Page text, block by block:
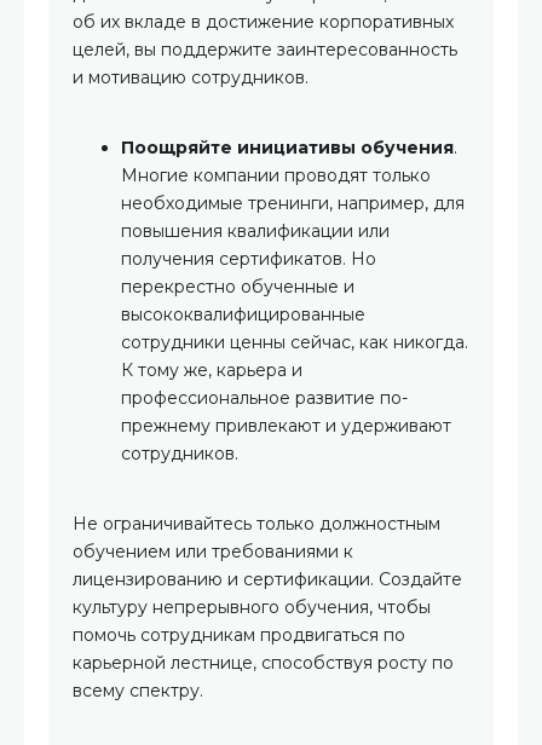
об их вкладе в достижение корпоративных
целей, вы поддержите заинтересованность
и мотивацию сотрудников.
Поощряйте инициативы обучения.
Многие компании проводят только
необходимые тренинги, например, для
повышения квалификации или
получения сертификатов. Но
перекрестно обученные и
высококвалифицированные
сотрудники ценны сейчас, как никогда.
К тому же, карьера и
профессиональное развитие по-
прежнему привлекают и удерживают
сотрудников.
Не ограничивайтесь только должностным
обучением или требованиями к
лицензированию и сертификации. Создайте
культуру непрерывного обучения, чтобы
помочь сотрудникам продвигаться по
карьерной лестнице, способствуя росту по
всему спектру.